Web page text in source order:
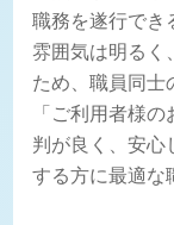
職務を遂行でき
雰囲気は明るく
ため、職員同士
「ご利用者様
判が良く、安心
する方に最適な